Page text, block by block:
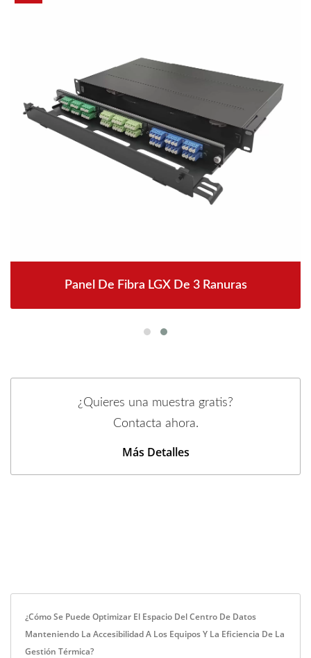
Panel De Fibra LGX De 3 Ranuras
¿Quieres una muestra gratis?
Contacta ahora.
Más Detalles
¿Cómo Se Puede Optimizar El Espacio Del Centro De Datos
Manteniendo La Accesibilidad A Los Equipos Y La Eficiencia De La
Gestión Térmica?